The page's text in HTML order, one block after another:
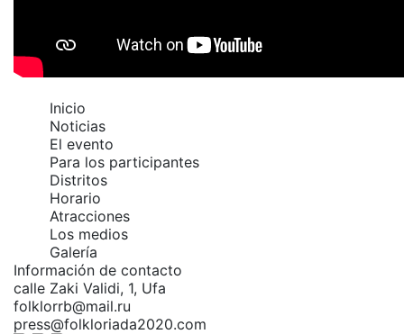
Inicio
Noticias
El evento
Para los participantes
Distritos
Horario
Atracciones
Los medios
Galería
Información de contacto
calle Zaki Validi, 1, Ufa
folklorrb@mail.ru
press@folkloriada2020.com